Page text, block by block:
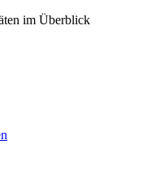
im Überblick